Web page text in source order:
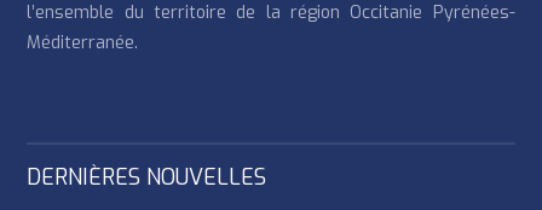
l’ensemble du territoire de la région Occitanie Pyrénées-
Méditerranée.
DERNIÈRES NOUVELLES